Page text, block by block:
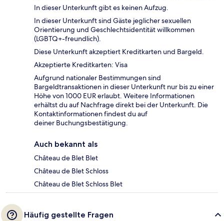
In dieser Unterkunft gibt es keinen Aufzug.
In dieser Unterkunft sind Gäste jeglicher sexuellen
Orientierung und Geschlechtsidentität willkommen
(LGBTQ+-freundlich).
Diese Unterkunft akzeptiert Kreditkarten und Bargeld.
Akzeptierte Kreditkarten: Visa
Aufgrund nationaler Bestimmungen sind
Bargeldtransaktionen in dieser Unterkunft nur bis zu einer
Höhe von 1000 EUR erlaubt. Weitere Informationen
erhältst du auf Nachfrage direkt bei der Unterkunft. Die
Kontaktinformationen findest du auf
deiner Buchungsbestätigung.
Auch bekannt als
Château de Blet Blet
Château de Blet Schloss
Château de Blet Schloss Blet
Häufig gestellte Fragen